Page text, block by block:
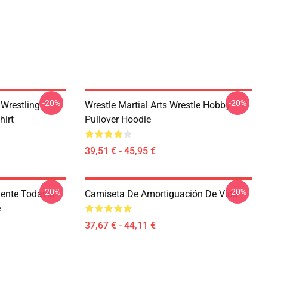
-20%
Wrestle Martial Arts Wrestle Hobby
Pullover Hoodie
39,51 € - 45,95 €
-20%
Todavía
-20% Camiseta De Amortiguación De Vida
37,67 € - 44,11 €
-20%